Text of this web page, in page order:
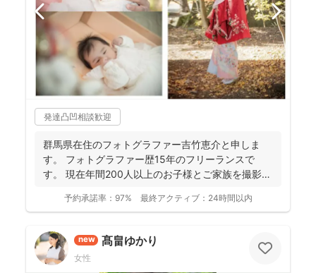
発達凸凹相談歓迎
群馬県在住のフォトグラファー吉竹恵介と申しま
す。 フォトグラファー歴15年のフリーランスで
す。 現在年間200人以上のお子様とご家族を撮影し
予約承諾率： 97% 最終アクティブ： 24時間以内
new 髙畠ゆかり
女性